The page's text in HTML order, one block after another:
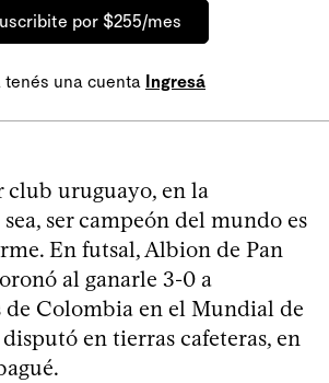
por $255/mes
tenés una cuenta Ingresá
club uruguayo, en la
ser campeón del mundo es
En futsal, Albion de Pan
al ganarle 3-0 a
de Colombia en el Mundial de
en tierras cafeteras, en